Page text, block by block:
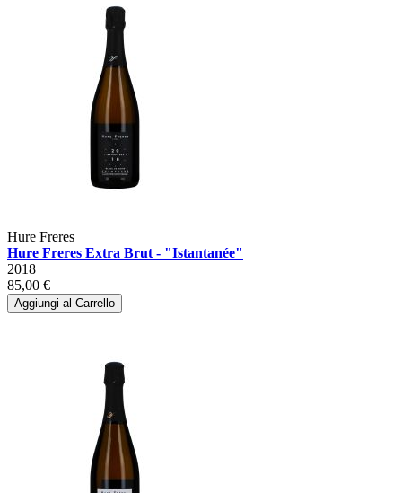
Hure Freres
Hure Freres Extra Brut - "Istantanée"
2018
85,00 €
Aggiungi al Carrello